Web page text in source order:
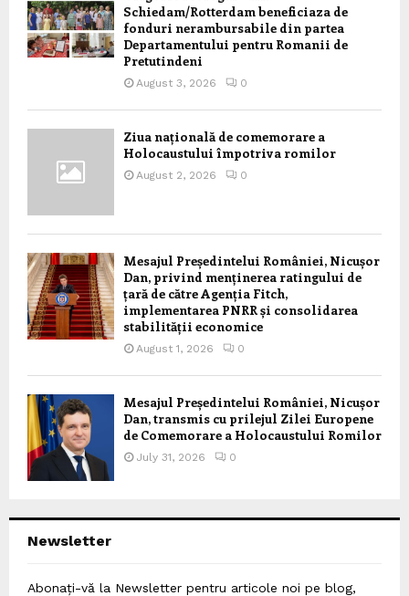
Schiedam/Rotterdam beneficiaza de
fonduri nerambursabile din partea
Departamentului pentru Romanii de
Pretutindeni
August 3, 2026 0
Ziua națională de comemorare a
Holocaustului împotriva romilor
August 2, 2026 0
Mesajul Președintelui României, Nicușor
Dan, privind menținerea ratingului de
țară de către Agenția Fitch,
implementarea PNRR și consolidarea
stabilității economice
August 1, 2026 0
Mesajul Președintelui României, Nicușor
Dan, transmis cu prilejul Zilei Europene
de Comemorare a Holocaustului Romilor
July 31, 2026 0
Newsletter
Abonați-vă la Newsletter pentru articole noi pe blog,